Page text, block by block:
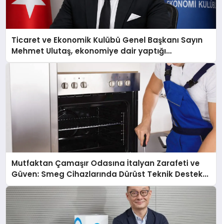
Ticaret ve Ekonomik Kulübü Genel Başkanı Sayın
Mehmet Ulutaş, ekonomiye dair yaptığı
açıklamada şunları kaydetti:
Mutfaktan Çamaşır Odasına İtalyan Zarafeti ve
Güven: Smeg Cihazlarında Dürüst Teknik Destek
Deneyimi